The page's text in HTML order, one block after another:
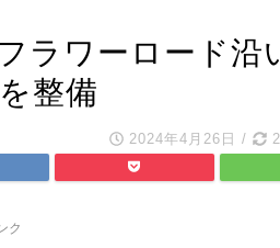
ラワーロード沿
整備
2024年4月26日 /
ク